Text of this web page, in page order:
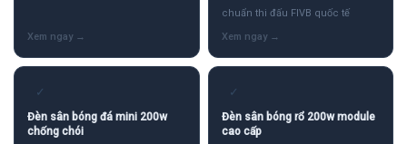
chuẩn thi đấu FIVB quốc tế
✓
Đèn sân bóng đá mini 200w
chống chói
✓
Đèn sân bóng rổ 200w module
cao cấp